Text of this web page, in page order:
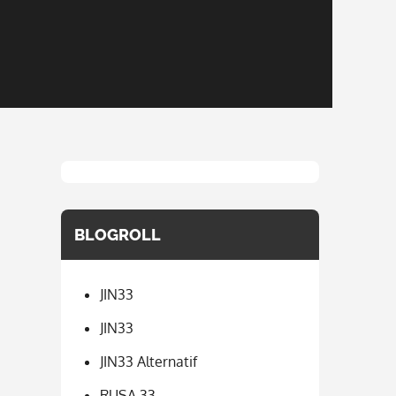
BLOGROLL
JIN33
JIN33
JIN33 Alternatif